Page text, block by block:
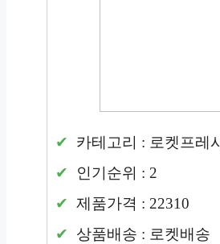
카테고리 : 로켓프레시
인기순위 : 2
제품가격 : 22310
상품배송 : 로켓배송